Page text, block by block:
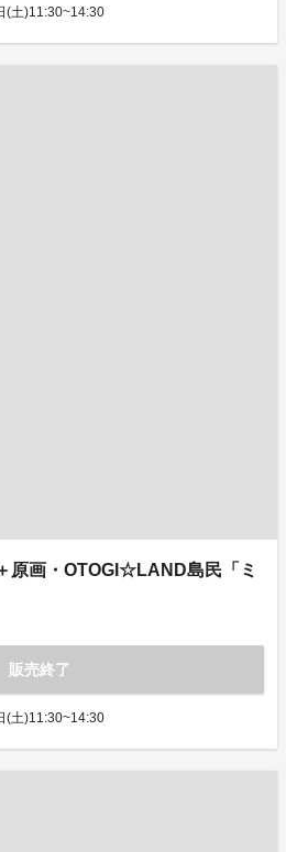
(土)11:30~14:30
原画・OTOGI☆LAND島民「ミ
販売終了
(土)11:30~14:30